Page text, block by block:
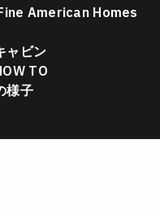
American Homes
ャビン
TO
様子